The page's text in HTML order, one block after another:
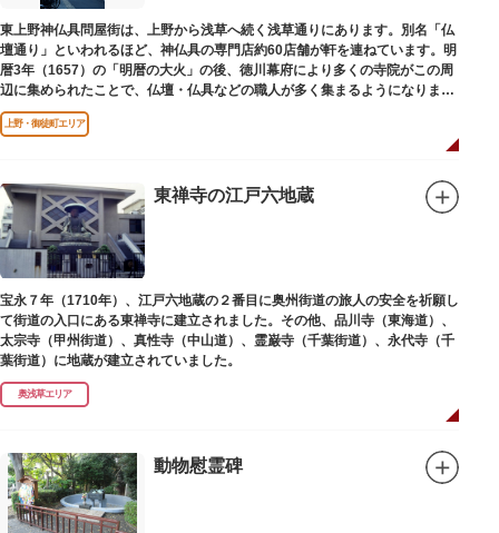
東上野神仏具問屋街は、上野から浅草へ続く浅草通りにあります。別名「仏
壇通り」といわれるほど、神仏具の専門店約60店舗が軒を連ねています。明
暦3年（1657）の「明暦の大火」の後、徳川幕府により多くの寺院がこの周
辺に集められたことで、仏壇・仏具などの職人が多く集まるようになりまし
た。
上野・御徒町エリア
東禅寺の江戸六地蔵
宝永７年（1710年）、江戸六地蔵の２番目に奥州街道の旅人の安全を祈願し
て街道の入口にある東禅寺に建立されました。その他、品川寺（東海道）、
太宗寺（甲州街道）、真性寺（中山道）、霊巌寺（千葉街道）、永代寺（千
葉街道）に地蔵が建立されていました。
奥浅草エリア
動物慰霊碑